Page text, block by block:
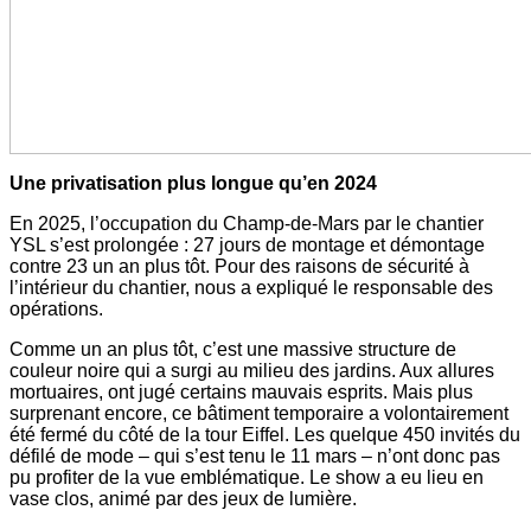
Une privatisation plus longue qu’en 2024
En 2025, l’occupation du Champ-de-Mars par le chantier
YSL s’est prolongée : 27 jours de montage et démontage
contre 23 un an plus tôt. Pour des raisons de sécurité à
l’intérieur du chantier, nous a expliqué le responsable des
opérations.
Comme un an plus tôt, c’est une massive structure de
couleur noire qui a surgi au milieu des jardins. Aux allures
mortuaires, ont jugé certains mauvais esprits. Mais plus
surprenant encore, ce bâtiment temporaire a volontairement
été fermé du côté de la tour Eiffel. Les quelque 450 invités du
défilé de mode – qui s’est tenu le 11 mars – n’ont donc pas
pu profiter de la vue emblématique. Le show a eu lieu en
vase clos, animé par des jeux de lumière.